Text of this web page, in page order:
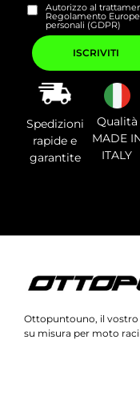
Autorizzo al
Regolamento
personali (GDPR)
Si
prega
di
lasciare
vuoto
questo
campo.
Spedizioni
rapide e
garantite
Qualità
MADE
ITALY
Ottopuntouno, il
su misura per moto